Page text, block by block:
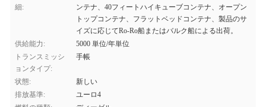
細:
ンテナ、40フィートハイキューブコンテナ、オープン
トップコンテナ、フラットベッドコンテナ、製品のサ
イズに応じてRo-Ro船またはバルク船による出荷。
供給能力:
5000 単位/年単位
トランスミッシ
ョンタイプ:
手帳
状態:
新しい
排放基準:
ユーロ4